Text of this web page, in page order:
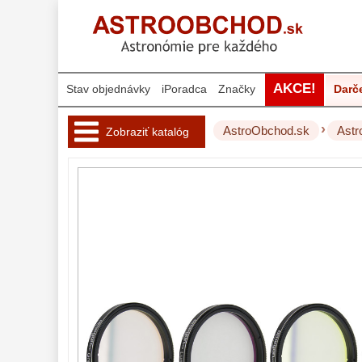
Stav objednávky iPoradca Značky AKCE!
Zobraziť katalóg
Montáže 93
Zrkadielka a
hranoly
AstroObchod.sk ›